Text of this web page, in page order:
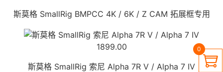

0
斯莫格 SmallRig BMPCC 4K / 6K / Z CAM 拓展框专用
1899.00
斯莫格 SmallRig 索尼 Alpha 7R V / Alpha 7 IV